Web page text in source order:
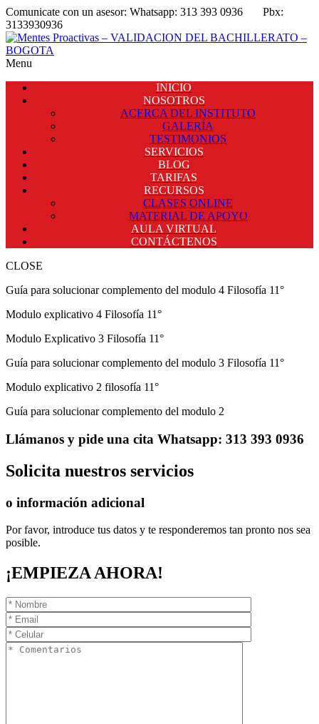
Comunicate con un asesor: Whatsapp: 313 393 0936 Pbx:
3133930936
Menu
INICIO
NOSOTROS
ACERCA DEL INSTITUTO
GALERÍA
TESTIMONIOS
SERVICIOS
BLOG
TARIFAS
RECURSOS
CLASES ONLINE
MATERIAL DE APOYO
AULA VIRTUAL
CONTÁCTENOS
CLOSE
Guía para solucionar complemento del modulo 4 Filosofía 11°
Modulo explicativo 4 Filosofía 11°
Modulo Explicativo 3 Filosofía 11°
Guía para solucionar complemento del modulo 3 Filosofía 11°
Modulo explicativo 2 filosofía 11°
Guía para solucionar complemento del modulo 2
Llámanos y pide una cita Whatsapp: 313 393 0936
Solicita nuestros servicios
o información adicional
Por favor, introduce tus datos y te responderemos tan pronto nos sea
posible.
¡EMPIEZA AHORA!